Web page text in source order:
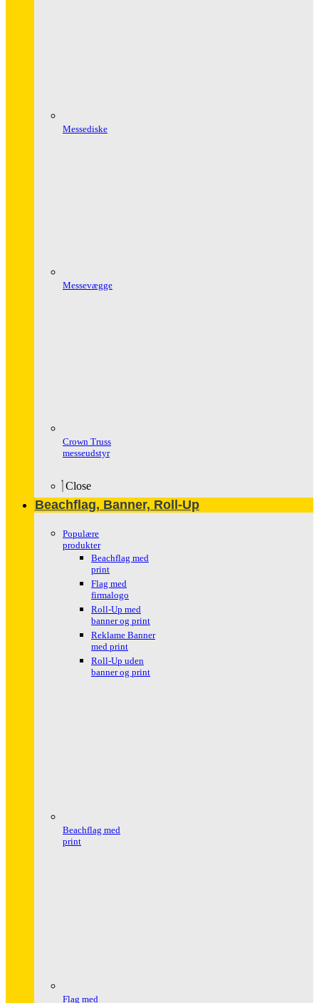
Messediske
Messevægge
Crown Truss
messeudstyr
Close
Beachflag, Banner, Roll-Up
Populære
produkter
Beachflag med
print
Flag med
firmalogo
Roll-Up med
banner og print
Reklame Banner
med print
Roll-Up uden
banner og print
Beachflag med
print
Flag med